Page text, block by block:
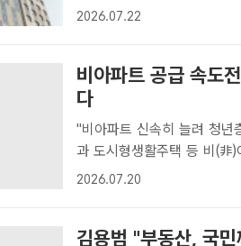
'비주택 용도변경 리모델링
2026.07.22
비아파트 공급 속도
다
"비아파트 신속히 늘려 청년층 주거 부담
과 도시형생활주택 등 비(非
부담을 줄이는 지원방안을
2026.07.20
김용범 "부동산, 국